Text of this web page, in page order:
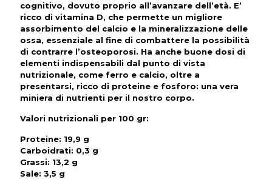
cognitivo, dovuto proprio all’avanzare dell’età. E’
ricco di vitamina D, che permette un migliore
assorbimento del calcio e la mineralizzazione delle
ossa, essenziale al fine di combattere la possibilità
di contrarre l’osteoporosi. Ha anche buone dosi di
elementi indispensabili dal punto di vista
nutrizionale, come ferro e calcio, oltre a
presentarsi, ricco di proteine e fosforo: una vera
miniera di nutrienti per il nostro corpo.
Valori nutrizionali per 100 gr:
Proteine: 19,9 g
Carboidrati: 0,3 g
Grassi: 13,2 g
Sale: 3,5 g